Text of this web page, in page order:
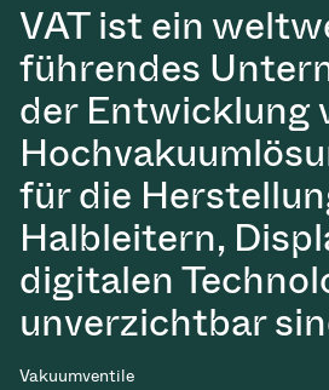
VAT ist ein
führendes
der Entwicklung
für die
Halbleitern,
digitalen
unverzichtbar
Vakuumventile